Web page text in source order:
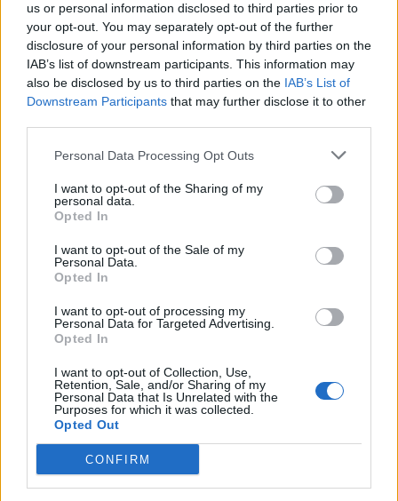
us or personal information disclosed to third parties prior to
your opt-out. You may separately opt-out of the further
disclosure of your personal information by third parties on the
IAB’s list of downstream participants. This information may
also be disclosed by us to third parties on the IAB’s List of
Downstream Participants that may further disclose it to other
Personal Data Processing Opt Outs
I want to opt-out of the Sharing of my
personal data.
Opted In
I want to opt-out of the Sale of my
Personal Data.
Opted In
I want to opt-out of processing my
Personal Data for Targeted Advertising.
Opted In
I want to opt-out of Collection, Use,
Retention, Sale, and/or Sharing of my
Personal Data that Is Unrelated with the
Purposes for which it was collected.
Opted Out
CONFIRM
Kombëtarja mbërrin në
Rinas, Broja e Uzuni
bashkohen me grupin
(VIDEO)
18:10 / 07/06/2022
“Zemër latine me gjak të
nxehtë”, AS nuk ndal
elozhet për Uzunin
10:03 / 11/05/2022
dashura bukuroshe e
Myrto Uzunit, ana
(FOTO LAJM)
u ndal në shtyllë, shihni
Uzuni: Njerëz pas